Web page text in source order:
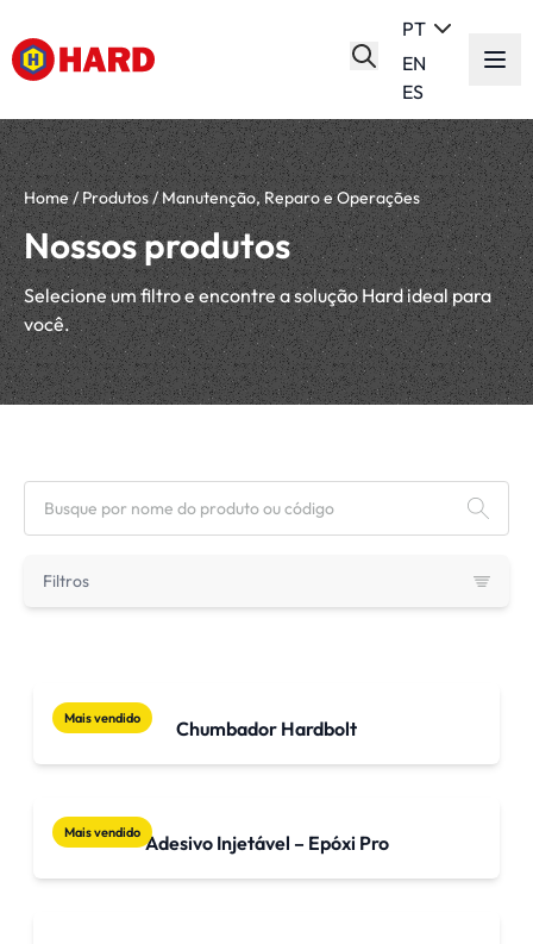
PT
EN
ES
Home/Produtos/Manutenção, Reparo e Operações
Nossos produtos
Selecione um filtro e encontre a solução Hard ideal para
você.
Filtros
Mais vendido Chumbador Hardbolt
Mais vendido Adesivo Injetável – Epóxi Pro